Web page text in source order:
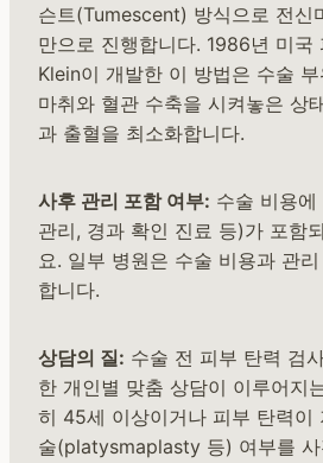
슨트(Tumescent) 방식으로 전신
만으로 진행합니다. 1986년 미
Klein이 개발한 이 방법은 수술
마취와 혈관 수축을 시켜놓은 상
과 출혈을 최소화합니다.
사후 관리 포함 여부: 수술 비용
관리, 경과 확인 진료 등)가 포함
요. 일부 병원은 수술 비용과 관
합니다.
상담의 질: 수술 전 피부 탄력 검
한 개인별 맞춤 상담이 이루어지
히 45세 이상이거나 피부 탄력이
술(platysmaplasty 등) 여부를